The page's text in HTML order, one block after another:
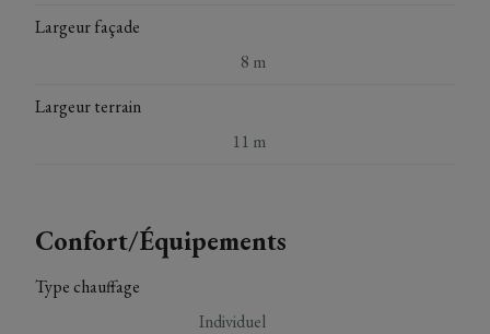
Largeur façade
8 m
Largeur terrain
11 m
Confort/Équipements
Type chauffage
Individuel